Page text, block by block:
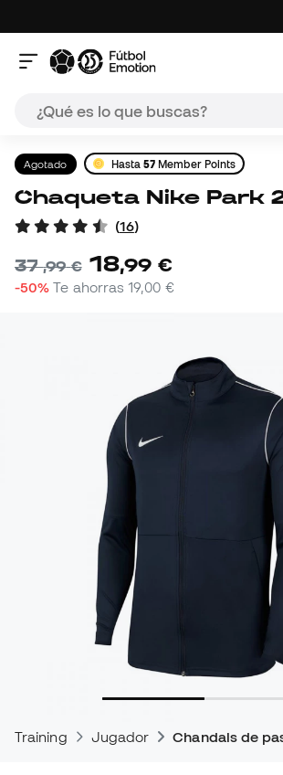
Agotado Hasta57 Member Points
Chaqueta Nike Park
(16)
37,99 € 18,99 €
-50% Te ahorras19,00 €
Training Jugador Chandals de